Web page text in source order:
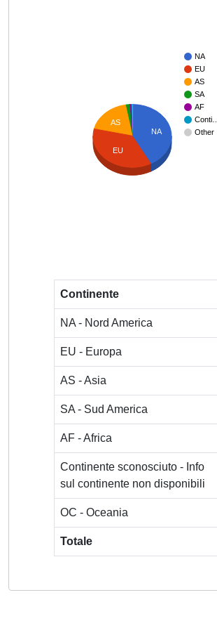
NA
EU
AS
SA
AF
Conti…
Other
NA
AS
EU
Continente
NA - Nord America
EU - Europa
AS - Asia
SA - Sud America
AF - Africa
Continente sconosciuto - Info
sul continente non disponibili
OC - Oceania
Totale